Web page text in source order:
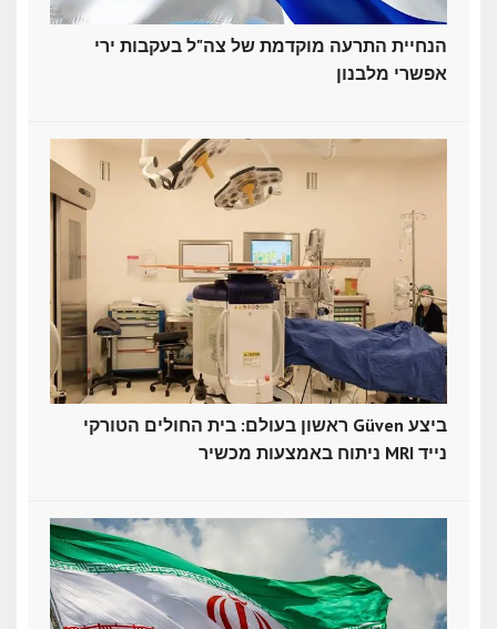
הנחיית התרעה מוקדמת של צה"ל בעקבות ירי
אפשרי מלבנון
ראשון בעולם: בית החולים הטורקי Güven ביצע
ניתוח באמצעות מכשיר MRI נייד